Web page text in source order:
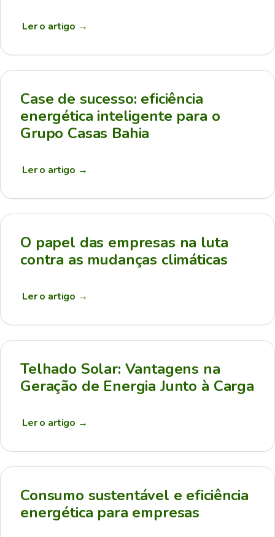
Ler o artigo →
Case de sucesso: eficiência
energética inteligente para o
Grupo Casas Bahia
Ler o artigo →
O papel das empresas na luta
contra as mudanças climáticas
Ler o artigo →
Telhado Solar: Vantagens na
Geração de Energia Junto à Carga
Ler o artigo →
Consumo sustentável e eficiência
energética para empresas